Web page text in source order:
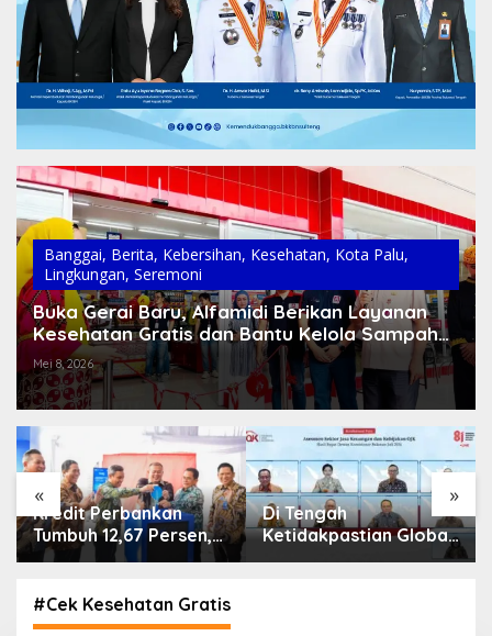
Banggai, Berita, Kebersihan, Kesehatan, Kota Palu,
Lingkungan, Seremoni
Buka Gerai Baru, Alfamidi Berikan Layanan
Kesehatan Gratis dan Bantu Kelola Sampah
di Banggai
Mei 8, 2026
« »
Di Tengah
Ketidakpastian Global,
OJK Pastikan
Keuangan Tetap
Terjaga
IHSG Menguat, Jumlah
Investor Pasar Modal
Tembus 30 Juta per
#Cek Kesehatan Gratis